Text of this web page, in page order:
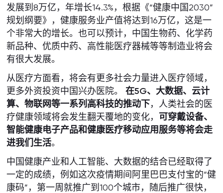
发展到8万亿，年增长14.3%，根据《“健康中国2030”
规划纲要》，健康服务业产值将达到16万亿，这是一
个非常大的增长。也可以预计，中国生物药、化学药
新品种、优质中药、高性能医疗器械等等制造业将会
有很大发展。
从医疗方面看，将会有更多社会力量进入医疗领域，
更多外资投资中国兴办医院。在5G、大数据、云计
算、物联网等一系列高科技的推动下，人类社会的医
疗健康领域将会发生翻天覆地的变化， 可穿戴设备、
智能健康电子产品和健康医疗移动应用服务等将会走
进我们生活。
中国健康产业和人工智能、大数据的结合已经取得了
一定的成绩，例如这次疫情期间阿里巴巴支付宝的“健
康码”，第一周就推广到100个城市，随后推广很快，